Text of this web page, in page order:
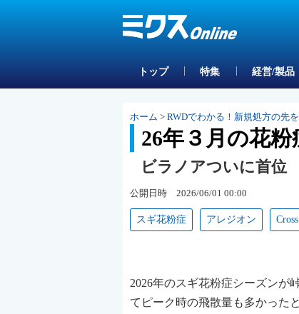
トップ 特集 経営/製品
ホーム > RWDでわかる！新規処方の先
26年３月の花
ビラノアついに首位
公開日時 2026/06/01 00:00
スギ花粉症 アレジオン
2026年のスギ花粉症シーズンが
てピーク時の飛散量も多かった